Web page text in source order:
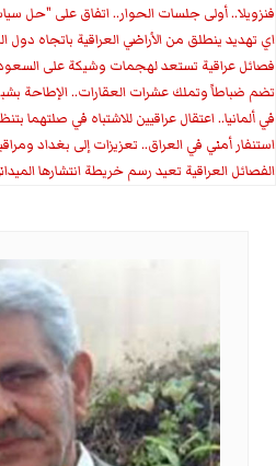
فنزويلا.. أولى جلسات الحوار.. اتفاق على "حل
اي تهديد ينطلق من الأراضي العراقية باتجاه دول
فصائل عراقية تستعد لهجمات وشيكة على
تضم ضباطاً وتملك عشرات العقارات.. الإطاحة
في ألمانيا.. اعتقال عراقيين للاشتباه في صلتهما
استنفار أمني في العراق.. تعزيزات إلى بغداد
الفصائل العراقية تعيد رسم خريطة انتشارها